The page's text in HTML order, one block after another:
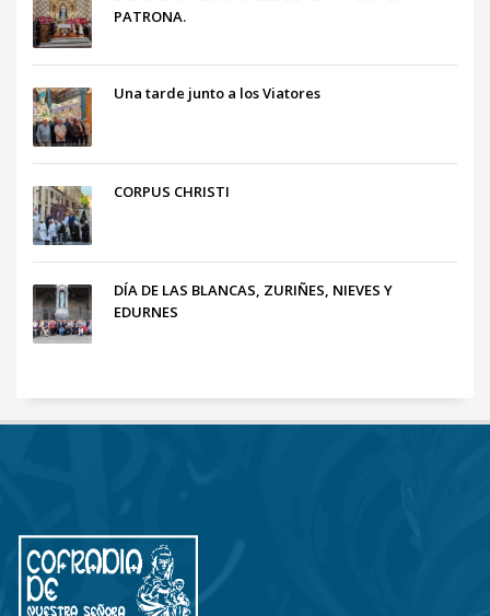
PATRONA.
Una tarde junto a los Viatores
CORPUS CHRISTI
DÍA DE LAS BLANCAS, ZURIÑES, NIEVES Y
EDURNES